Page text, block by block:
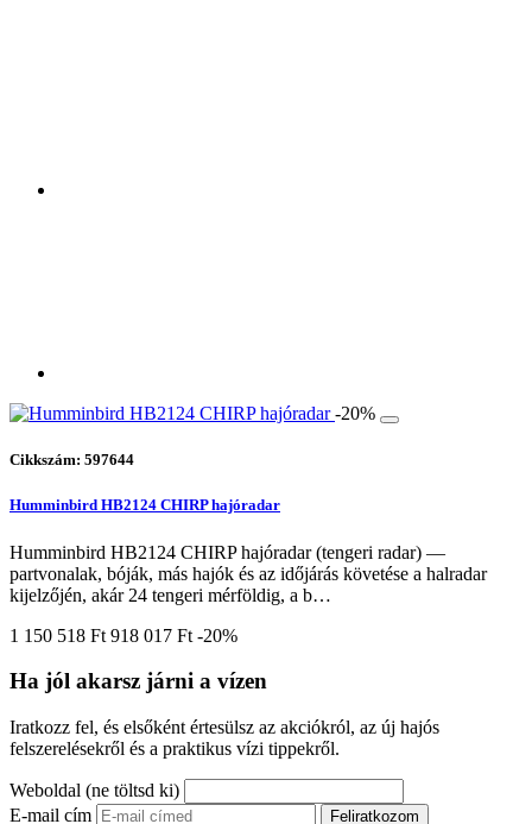
-20%
Cikkszám: 597644
Humminbird HB2124 CHIRP hajóradar
Humminbird HB2124 CHIRP hajóradar (tengeri radar) —
partvonalak, bóják, más hajók és az időjárás követése a halradar
kijelzőjén, akár 24 tengeri mérföldig, a b…
1 150 518 Ft 918 017 Ft -20%
Ha jól akarsz járni a vízen
Iratkozz fel, és elsőként értesülsz az akciókról, az új hajós
felszerelésekről és a praktikus vízi tippekről.
Weboldal (ne töltsd ki)
E-mail cím
Feliratkozom